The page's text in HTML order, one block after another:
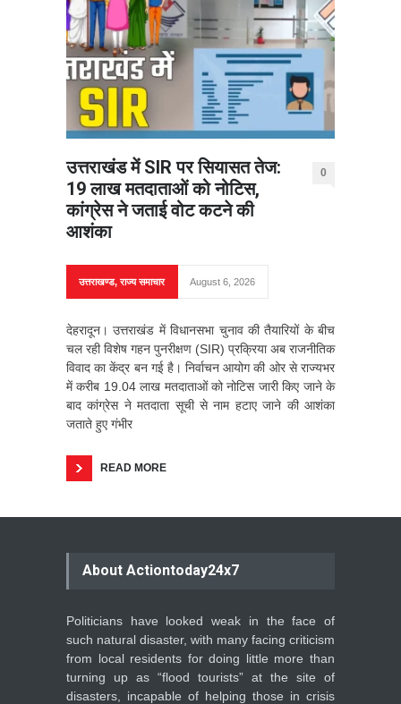
उत्तराखंड में SIR पर सियासत तेज:
19 लाख मतदाताओं को नोटिस,
कांग्रेस ने जताई वोट कटने की
आशंका
0
उत्तराखण्ड,राज्य समाचार August 6, 2026
देहरादून। उत्तराखंड में विधानसभा चुनाव की तैयारियों के बीच
चल रही विशेष गहन पुनरीक्षण (SIR) प्रक्रिया अब राजनीतिक
विवाद का केंद्र बन गई है। निर्वाचन आयोग की ओर से राज्यभर
में करीब 19.04 लाख मतदाताओं को नोटिस जारी किए जाने के
बाद कांग्रेस ने मतदाता सूची से नाम हटाए जाने की आशंका
जताते हुए गंभीर
READ MORE
About Actiontoday24x7
Politicians have looked weak in the face of
such natural disaster, with many facing criticism
from local residents for doing little more than
turning up as “flood tourists” at the site of
disasters, incapable of helping those in crisis